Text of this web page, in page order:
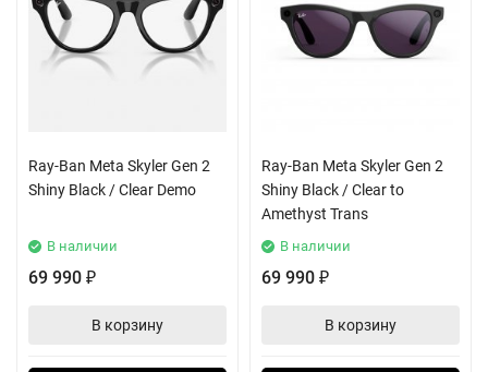
Ray-Ban Meta Skyler Gen 2
Shiny Black / Clear Demo
В наличии
69 990 ₽
В корзину
Ray-Ban Meta Skyler Gen 2
Shiny Black / Clear to
Amethyst Trans
В наличии
69 990 ₽
В корзину